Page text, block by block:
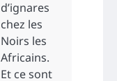
d’ignares
chez les
Noirs les
Africains.
Et ce sont